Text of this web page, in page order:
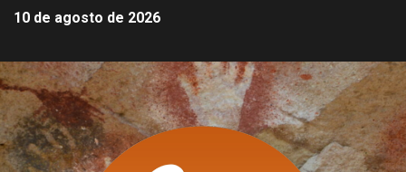
10 de agosto de 2026